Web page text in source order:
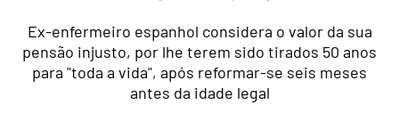
Ex-enfermeiro espanhol considera o valor da sua
pensão injusto, por lhe terem sido tirados 50 anos
para "toda a vida", após reformar-se seis meses
antes da idade legal